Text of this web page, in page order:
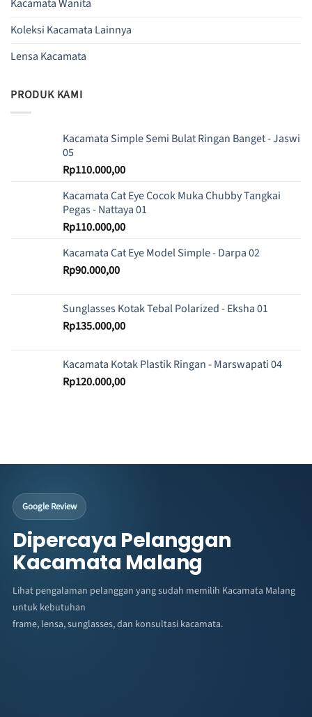
Kacamata Wanita
Koleksi Kacamata Lainnya
Lensa Kacamata
PRODUK KAMI
Kacamata Simple Semi Bulat Ringan Banget - Jaswi
05
Rp110.000,00
Kacamata Cat Eye Cocok Muka Chubby Tangkai
Pegas - Nattaya 01
Rp110.000,00
Kacamata Cat Eye Model Simple - Darpa 02
Rp90.000,00
Sunglasses Kotak Tebal Polarized - Eksha 01
Rp135.000,00
Kacamata Kotak Plastik Ringan - Marswapati 04
Rp120.000,00
Google Review
Dipercaya Pelanggan
Kacamata Malang
Lihat pengalaman pelanggan yang sudah memilih Kacamata Malang
untuk kebutuhan
frame, lensa, sunglasses, dan konsultasi kacamata.